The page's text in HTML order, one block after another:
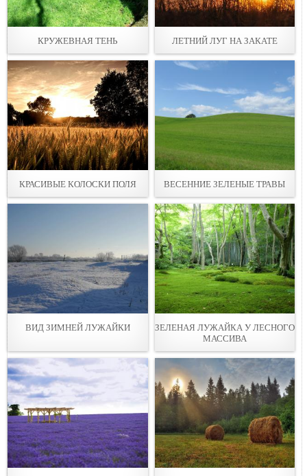
КРУЖЕВНАЯ ТЕНЬ ЛЕТНИЙ ЛУГ НА ЗАКАТЕ
КРАСИВЫЕ КОЛОСКИ ПОЛЯ ВЕСЕННИЕ ЗЕЛЕНЫЕ ТРАВЫ
ВИД ЗИМНЕЙ ЛУЖАЙКИ
ЗЕЛЕНАЯ ЛУЖАЙКА У ЛЕСНОГО
МАССИВА